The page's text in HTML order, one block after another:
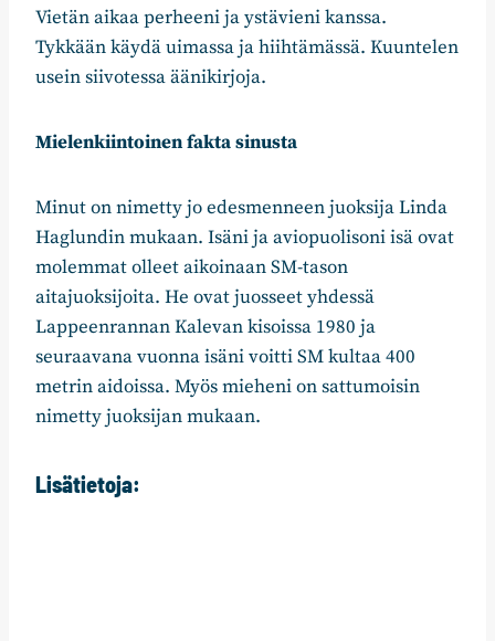
Vietän aikaa perheeni ja ystävieni kanssa.
Tykkään käydä uimassa ja hiihtämässä. Kuuntelen
usein siivotessa äänikirjoja.
Mielenkiintoinen fakta sinusta
Minut on nimetty jo edesmenneen juoksija Linda
Haglundin mukaan. Isäni ja aviopuolisoni isä ovat
molemmat olleet aikoinaan SM-tason
aitajuoksijoita. He ovat juosseet yhdessä
Lappeenrannan Kalevan kisoissa 1980 ja
seuraavana vuonna isäni voitti SM kultaa 400
metrin aidoissa. Myös mieheni on sattumoisin
nimetty juoksijan mukaan.
Lisätietoja: